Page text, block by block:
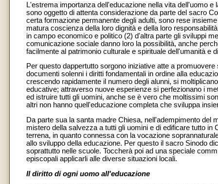
L'estrema importanza dell'educazione nella vita dell'uomo
sono oggetto di attenta considerazione da parte del sacro
certa formazione permanente degli adulti, sono rese
matura coscienza della loro dignità e della loro
in campo economico e politico (2) d'altra parte gli sviluppi
comunicazione sociale danno loro la possibilità, anche
facilmente al patrimonio culturale e spirituale dell'umanità e
Per questo dappertutto sorgono iniziative atte a
documenti solenni i diritti fondamentali in ordine alla
crescendo rapidamente il numero degli alunni, si
educative; attraverso nuove esperienze si perfezionano i
ed istruire tutti gli uomini, anche se è vero che moltissimi
altri non hanno quell'educazione completa che sviluppa
Da parte sua la santa madre Chiesa, nell'adempimento del
mistero della salvezza a tutti gli uomini e di edificare tutto
terrena, in quanto connessa con la vocazione
allo sviluppo della educazione. Per questo il sacro Sinodo
soprattutto nelle scuole. Toccherà poi ad una speciale
episcopali applicarli alle diverse situazioni locali.
Il diritto di ogni uomo all'educazione